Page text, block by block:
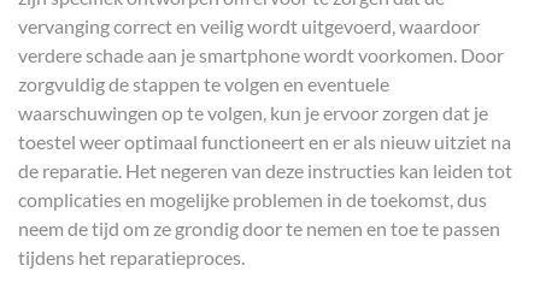
vervanging correct en veilig wordt uitgevoerd, waardoor
verdere schade aan je smartphone wordt voorkomen. Door
zorgvuldig de stappen te volgen en eventuele
waarschuwingen op te volgen, kun je ervoor zorgen dat je
toestel weer optimaal functioneert en er als nieuw uitziet na
de reparatie. Het negeren van deze instructies kan leiden tot
complicaties en mogelijke problemen in de toekomst, dus
neem de tijd om ze grondig door te nemen en toe te passen
tijdens het reparatieproces.